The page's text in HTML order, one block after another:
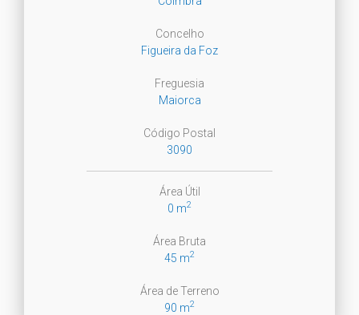
Concelho
Figueira da Foz
Freguesia
Maiorca
Código Postal
3090
Área Útil
0 m2
Área Bruta
45 m2
Área de Terreno
90 m2